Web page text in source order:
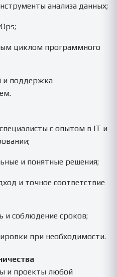
анализа данных;
циклом программного
и поддержка
с опытом в IT и
и понятные решения;
и точное соответствие
и соблюдение сроков;
при необходимости.
и проекты любой